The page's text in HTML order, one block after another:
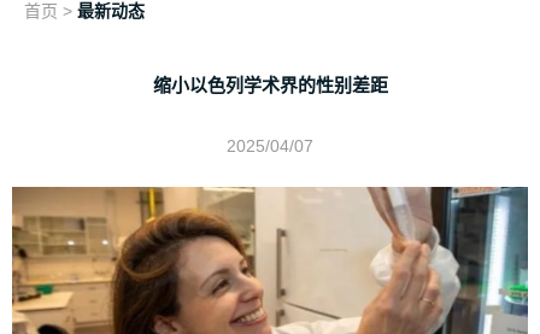
首页 > 最新动态
缩小以色列学术界的性别差距
2025/04/07